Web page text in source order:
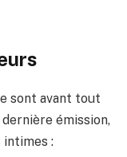
sont avant tout
émission,
intimes :